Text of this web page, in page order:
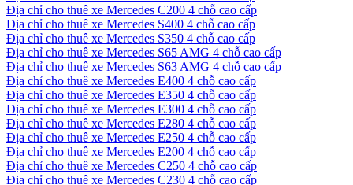
Địa chỉ cho thuê xe Mercedes C200 4 chỗ cao cấp
Địa chỉ cho thuê xe Mercedes S400 4 chỗ cao cấp
Địa chỉ cho thuê xe Mercedes S350 4 chỗ cao cấp
Địa chỉ cho thuê xe Mercedes S65 AMG 4 chỗ cao cấp
Địa chỉ cho thuê xe Mercedes S63 AMG 4 chỗ cao cấp
Địa chỉ cho thuê xe Mercedes E400 4 chỗ cao cấp
Địa chỉ cho thuê xe Mercedes E350 4 chỗ cao cấp
Địa chỉ cho thuê xe Mercedes E300 4 chỗ cao cấp
Địa chỉ cho thuê xe Mercedes E280 4 chỗ cao cấp
Địa chỉ cho thuê xe Mercedes E250 4 chỗ cao cấp
Địa chỉ cho thuê xe Mercedes E200 4 chỗ cao cấp
Địa chỉ cho thuê xe Mercedes C250 4 chỗ cao cấp
Địa chỉ cho thuê xe Mercedes C230 4 chỗ cao cấp